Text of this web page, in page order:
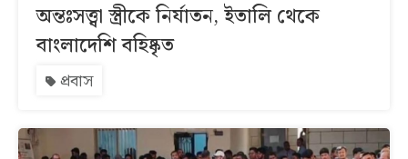
অন্তঃসত্ত্বা স্ত্রীকে নির্যাতন, ইতালি থেকে
বাংলাদেশি বহিষ্কৃত
প্রবাস